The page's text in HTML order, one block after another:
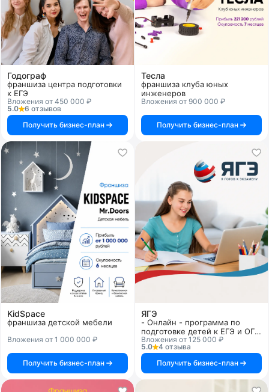
Годограф
франшиза центра подготовки
к ЕГЭ
Вложения от 450 000 ₽
5.0
6 отзывов
Получить бизнес-план
Тесла
франшиза клуба юных
инженеров
Вложения от 900 000 ₽
Получить бизнес-план
KidSpace
франшиза детской мебели
Вложения от 1 000 000 ₽
Получить бизнес-план
ЯГЭ
- Онлайн - программа по
подготовке детей к ЕГЭ и ОГЭ
(без вложений в аренду,
оборудование и сотрудников)
Вложения от 125 000 ₽
5.0
4 отзыва
Получить бизнес-план